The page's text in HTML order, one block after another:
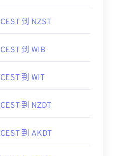
CEST 到 NZST
CEST 到 WIB
CEST 到 WIT
CEST 到 NZDT
CEST 到 AKDT